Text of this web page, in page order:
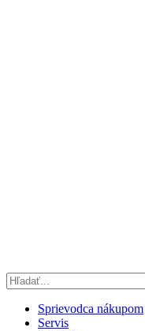
Sprievodca nákupom
Servis